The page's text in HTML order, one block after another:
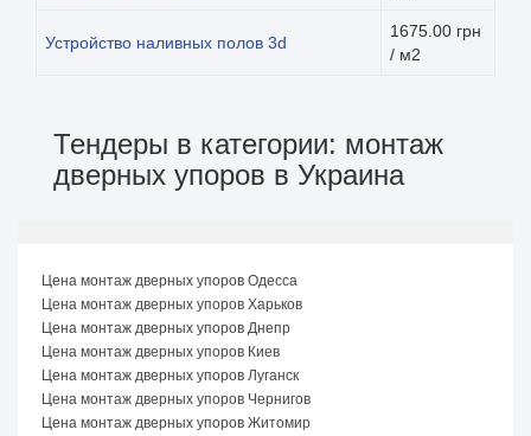
Устройство наливных полов 3d
1675.00 грн
/ м2
Тендеры в категории: монтаж
дверных упоров в Украина
Цена монтаж дверных упоров Одесса
Цена монтаж дверных упоров Харьков
Цена монтаж дверных упоров Днепр
Цена монтаж дверных упоров Киев
Цена монтаж дверных упоров Луганск
Цена монтаж дверных упоров Чернигов
Цена монтаж дверных упоров Житомир